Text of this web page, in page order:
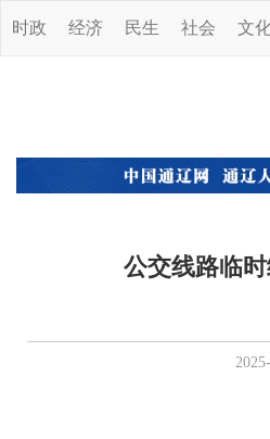
时政 经济 民生 社会 文
公交线路临